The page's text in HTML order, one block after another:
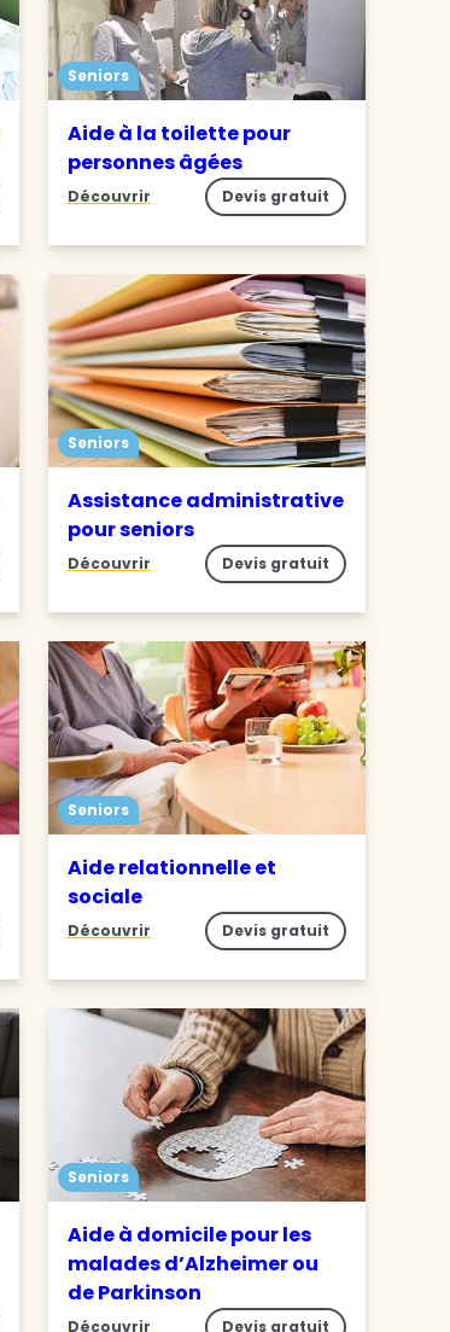
Seniors
Aide à la toilette pour
personnes âgées
Découvrir Devis gratuit
Seniors
Assistance administrative
pour seniors
Découvrir Devis gratuit
Seniors
Aide relationnelle et
sociale
Découvrir Devis gratuit
Seniors
Aide à domicile pour les
malades d’Alzheimer ou
de Parkinson
Découvrir Devis gratuit